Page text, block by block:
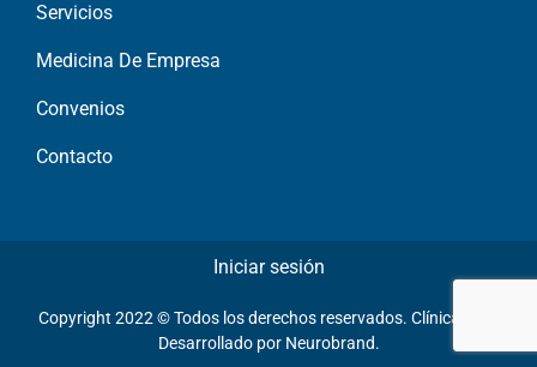
Servicios
Medicina De Empresa
Convenios
Contacto
Iniciar sesión
Copyright 2022 © Todos los derechos reservados. Clínica LHS.
Desarrollado por Neurobrand.